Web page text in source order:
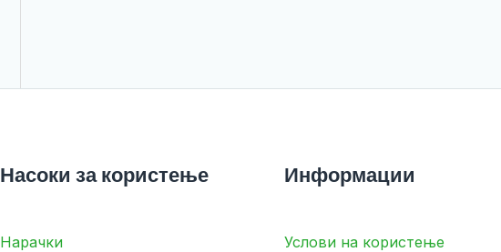
Насоки за користење
Нарачки
Информации
Услови на користење